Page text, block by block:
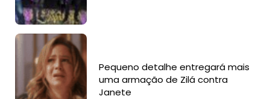
Pequeno detalhe entregará mais
uma armação de Zilá contra
Janete